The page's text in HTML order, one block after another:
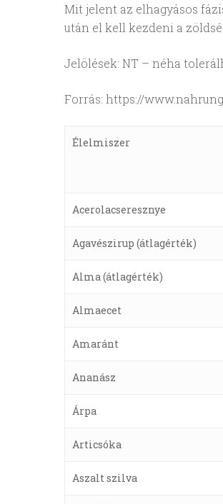
Mit jelent az elhagyásos
után el kell kezdeni a
Jelölések: NT – néha
Forrás: https://
Élelmiszer
Acerolacseresznye
Agavészirup (átlagérték)
Alma (átlagérték)
Almaecet
Amaránt
Ananász
Árpa
Articsóka
Aszalt szilva